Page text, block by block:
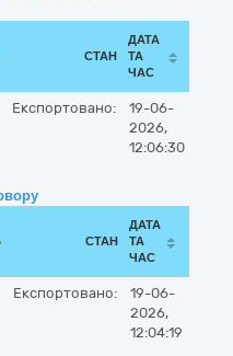
СТАН
ДАТА
ТА
ЧАС
Експортовано:
19-06-
2026,
12:06:30
СТАН
ДАТА
ТА
ЧАС
Експортовано:
19-06-
2026,
12:04:19